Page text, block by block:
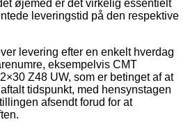
øjemed er det virkelig essentielt
leveringstid på den respektive
levering efter en enkelt hverdag
eksempelvis CMT
Z48 UW, som er betinget af at
tidspunkt, med hensynstagen
afsendt forud for at